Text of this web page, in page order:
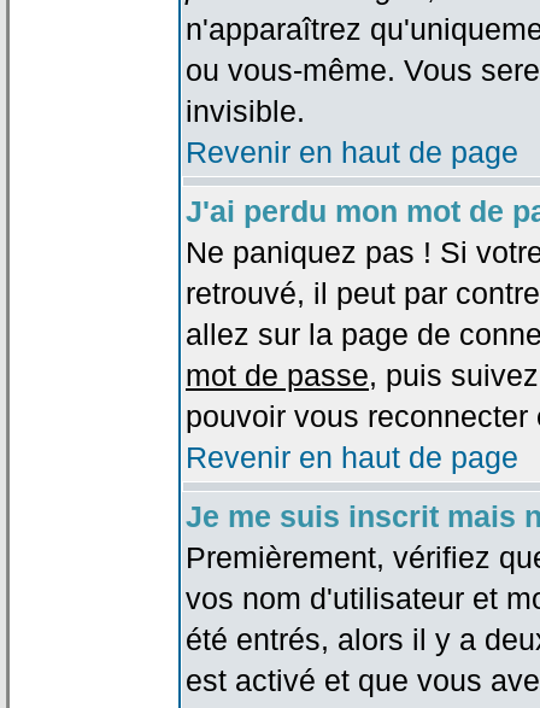
n'apparaîtrez
ou vous-même. Vous
invisible.
Revenir en haut de page
J'ai perdu mon mot de
Ne paniquez pas ! Si
retrouvé, il peut par
allez sur la page de
mot de passe, puis
pouvoir vous
Revenir en haut de page
Je me suis inscrit mais
Premièrement, vérifiez
vos nom d'utilisateur et
été entrés, alors il y a
est activé et que vous